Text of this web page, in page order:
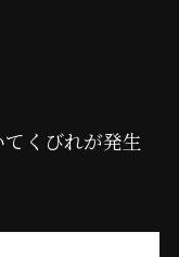
くびれが発生